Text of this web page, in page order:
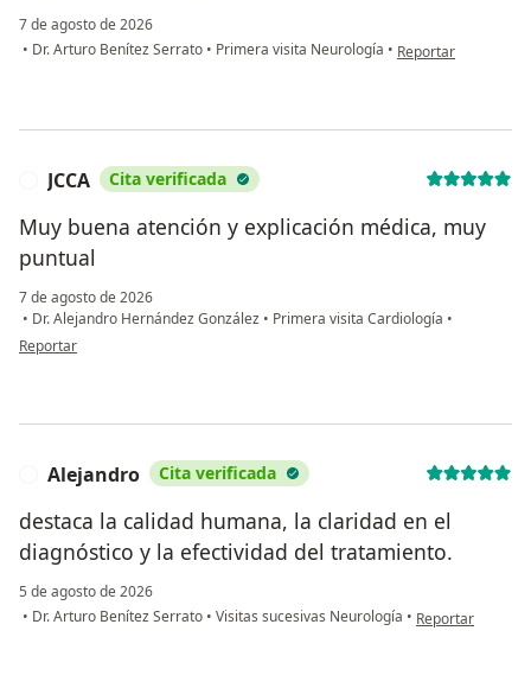
7 de agosto de 2026
• Dr. Arturo Benítez Serrato • Primera visita Neurología • en opinión del
Reportar
JCCA Cita verificada
Muy buena atención y explicación médica, muy
puntual
7 de agosto de 2026
• Dr. Alejandro Hernández González • Primera visita Cardiología •
en opinión del usuario JCCA
Reportar
Alejandro Cita verificada
destaca la calidad humana, la claridad en el
diagnóstico y la efectividad del tratamiento.
5 de agosto de 2026
• Dr. Arturo Benítez Serrato • Visitas sucesivas Neurología • en opinión del
Reportar